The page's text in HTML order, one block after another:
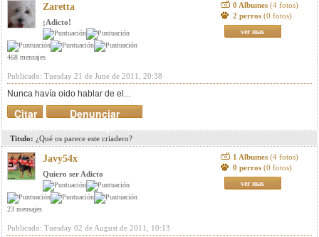
Zaretta
¡Adicto!
468 mensajes
0 Albumes (4 fotos)
2 perros (0 fotos)
ver mas
Publicado: Tuesday 21 de June de 2011, 20:38
Nunca havía oido hablar de el...
Denunciar
mensaje
Citar
Titulo: ¿Qué os parece este criadero?
Javy54x
Quiero ser Adicto
23 mensajes
1 Albumes (4 fotos)
0 perros (0 fotos)
ver mas
Publicado: Tuesday 02 de August de 2011, 10:13